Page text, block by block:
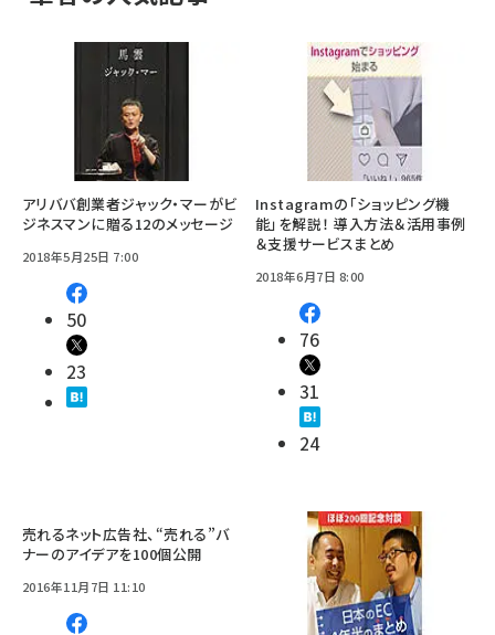
アリババ創業者ジャック・マーがビ
ジネスマンに贈る12のメッセージ
2018年5月25日 7:00
50
23
Instagramの「ショッピング機
能」を解説！ 導入方法＆活用事例
＆支援サービスまとめ
2018年6月7日 8:00
76
31
24
売れるネット広告社、“売れる”バ
ナーのアイデアを100個公開
2016年11月7日 11:10